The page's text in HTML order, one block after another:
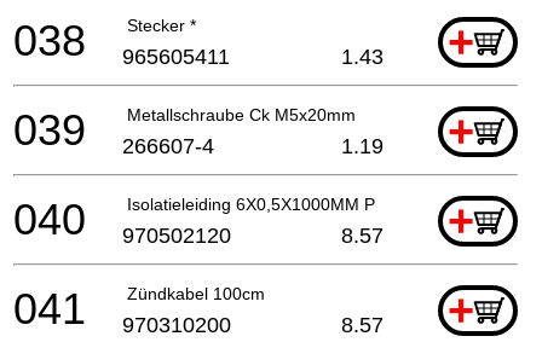
Stecker * +
038 965605411 1.43
Metallschraube Ck M5x20mm +
039 266607-4 1.19
Isolatieleiding 6X0,5X1000MM P +
040 970502120 8.57
Zündkabel 100cm +
041 970310200 8.57